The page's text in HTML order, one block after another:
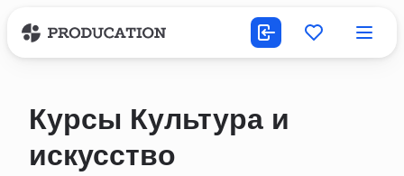
Курсы Культура и
искусство